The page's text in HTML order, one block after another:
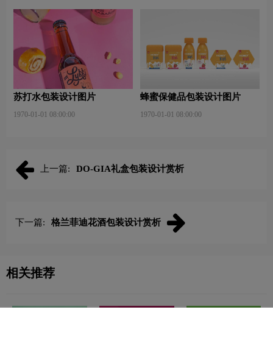
苏打水包装设计图片
1970-01-01 08:00:00
蜂蜜保健品包装设计图片
1970-01-01 08:00:00
上一篇: DO-GIA礼盒包装设计赏析
下一篇: 格兰菲迪花酒包装设计赏析
相关推荐